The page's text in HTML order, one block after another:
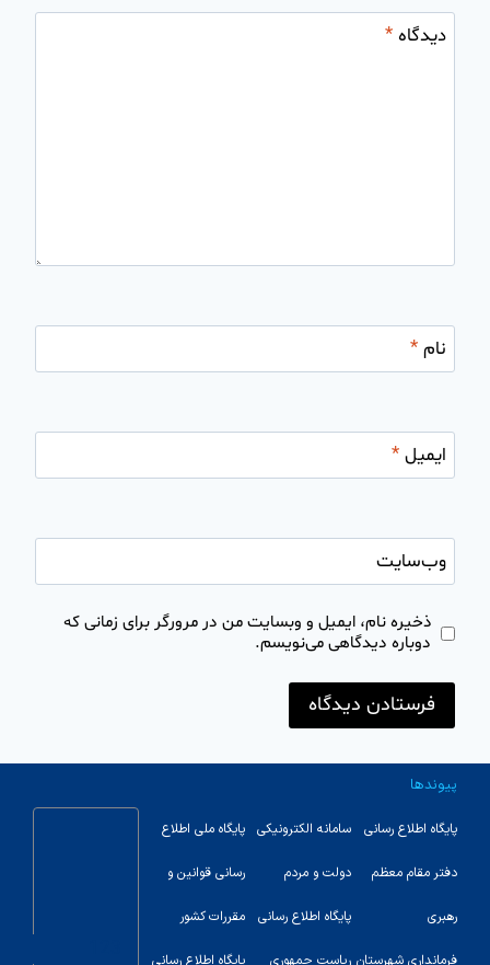
دیدگاه*
نام*
ایمیل*
وب‌سایت
ذخیره نام، ایمیل و وبسایت من در مرورگر برای زمانی که
دوباره دیدگاهی می‌نویسم.
پیوندها
پایگاه اطلاع رسانی
دفتر مقام معظم
رهبری
فرمانداری شهرستان
سامانه الکترونیکی
دولت و مردم
پایگاه اطلاع رسانی
ریاست جمهوری
پایگاه ملی اطلاع
رسانی قوانین و
مقررات کشور
پایگاه اطلاع رسانی